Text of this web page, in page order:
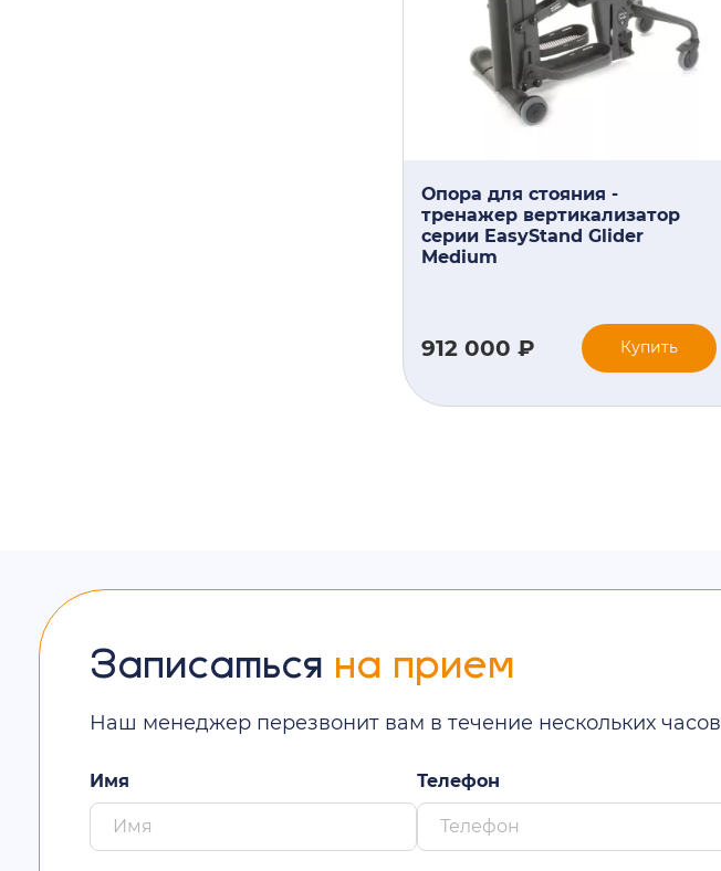
Опора для стояния -
тренажер вертикализатор
серии EasyStand Glider
Medium
912 000 ₽ Купить
Записаться на прием
Наш менеджер перезвонит вам в течение нескольких часов
Имя Телефон